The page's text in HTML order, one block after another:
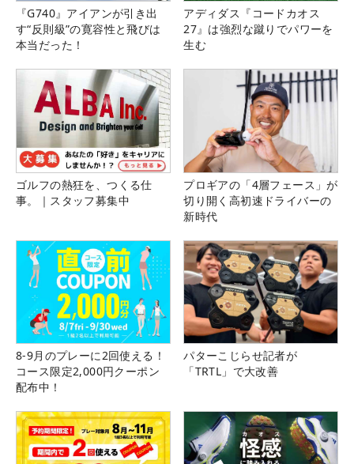
『G740』アイアンが引き出
す“反則級”の寛容性と飛びは
本当だった！
アディダス『コードカオス
27』は強烈な蹴りでパワーを
生む
ゴルフの熱狂を、つくる仕
事。｜スタッフ募集中
プロギアの「4層フェース」が
切り開く高初速ドライバーの
新時代
8-9月のプレーに2回使える！
コース限定2,000円クーポン
配布中！
パターこじらせ記者が
「TRTL」で大改善